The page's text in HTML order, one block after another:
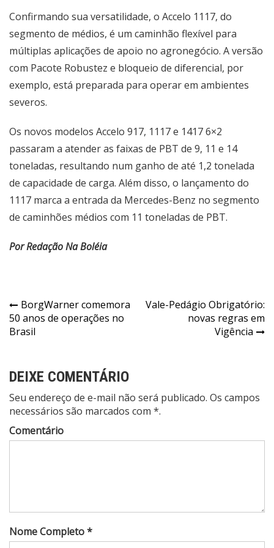
Confirmando sua versatilidade, o Accelo 1117, do
segmento de médios, é um caminhão flexível para
múltiplas aplicações de apoio no agronegócio. A versão
com Pacote Robustez e bloqueio de diferencial, por
exemplo, está preparada para operar em ambientes
severos.
Os novos modelos Accelo 917, 1117 e 1417 6×2
passaram a atender as faixas de PBT de 9, 11 e 14
toneladas, resultando num ganho de até 1,2 tonelada
de capacidade de carga. Além disso, o lançamento do
1117 marca a entrada da Mercedes-Benz no segmento
de caminhões médios com 11 toneladas de PBT.
Por Redação Na Boléia
Navegação
de
BorgWarner comemora
50 anos de operações no
Brasil
Vale-Pedágio Obrigatório:
novas regras em
Vigência
DEIXE COMENTÁRIO
Seu endereço de e-mail não será publicado. Os campos
necessários são marcados com *.
Comentário
Nome Completo *